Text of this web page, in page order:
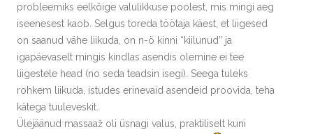
probleemiks eelkõige valulikkuse poolest, mis mingi aeg
iseenesest kaob. Selgus toreda töötaja käest, et liigesed
on saanud vähe liikuda, on n-ö kinni “kiilunud” ja
igapäevaselt mingis kindlas asendis olemine ei tee
liigestele head (no seda teadsin isegi). Seega tuleks
rohkem liikuda, istudes erinevaid asendeid proovida, teha
kätega tuuleveskit.
Ülejäänud massaaž oli üsnagi valus, praktiliselt kuni